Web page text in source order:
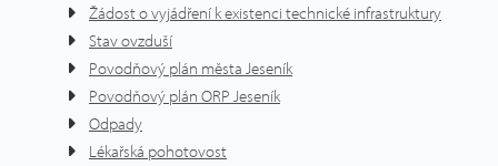
Žádost o vyjádření k existenci technické infrastruktury
Stav ovzduší
Povodňový plán města Jeseník
Povodňový plán ORP Jeseník
Odpady
Lékařská pohotovost